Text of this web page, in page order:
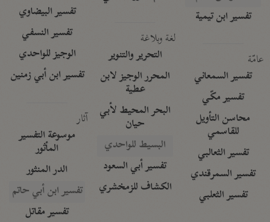
تفسير ابن تيمية
عامّة
تفسير السمعاني
تفسير مكّي
محاسن التأويل
للقاسمي
تفسير الثعالبي
تفسير السمرقندي
تفسير الثعلبي
لغة وبلاغة
التحرير والتنوير
المحرر الوجيز لابن
عطية
البحر المحيط لأبي
حيان
البسيط للواحدي
تفسير أبي السعود
الكشاف للزمخشري
تفسير البيضاوي
تفسير النسفي
الوجيز للواحدي
تفسير ابن أبي زمنين
آثار
موسوعة التفسير
المأثور
الدر المنثور
تفسير ابن أبي حاتم
تفسير مقاتل